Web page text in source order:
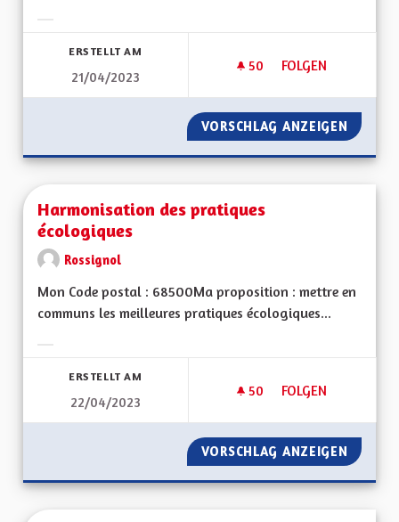
ERSTELLT AM
21/04/2023
50 50 FOLLOWER
FOLGEN
OUVERTURE ET
VORSCHLAG ANZEIGEN
Harmonisation des pratiques
écologiques
Rossignol
Mon Code postal : 68500Ma proposition : mettre en
communs les meilleures pratiques écologiques...
ERSTELLT AM
22/04/2023
50 50 FOLLOWER
FOLGEN
HARMONISATION
VORSCHLAG ANZEIGEN